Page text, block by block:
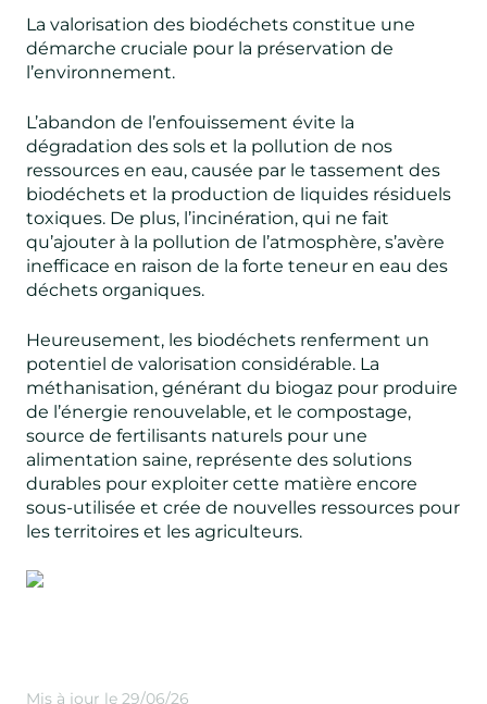
La valorisation des biodéchets constitue une
démarche cruciale pour la préservation de
l’environnement.
L’abandon de l’enfouissement évite la
dégradation des sols et la pollution de nos
ressources en eau, causée par le tassement des
biodéchets et la production de liquides résiduels
toxiques. De plus, l’incinération, qui ne fait
qu’ajouter à la pollution de l’atmosphère, s’avère
inefficace en raison de la forte teneur en eau des
déchets organiques.
Heureusement, les biodéchets renferment un
potentiel de valorisation considérable. La
méthanisation, générant du biogaz pour produire
de l’énergie renouvelable, et le compostage,
source de fertilisants naturels pour une
alimentation saine, représente des solutions
durables pour exploiter cette matière encore
sous-utilisée et crée de nouvelles ressources pour
les territoires et les agriculteurs.
Mis à jour le 29/06/26